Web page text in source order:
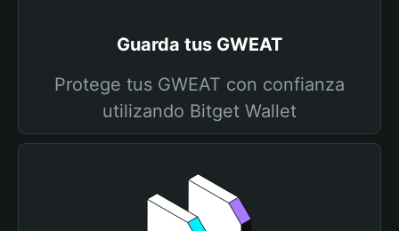
Guarda tus GWEAT
Protege tus GWEAT con confianza
utilizando Bitget Wallet